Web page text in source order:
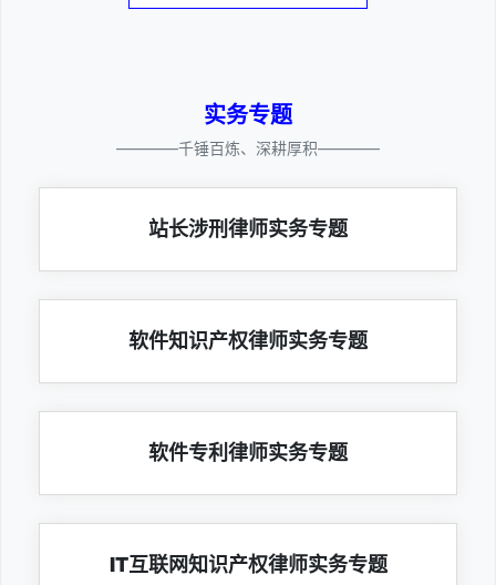
实务专题
————千锤百炼、深耕厚积————
站长涉刑律师实务专题
软件知识产权律师实务专题
软件专利律师实务专题
IT互联网知识产权律师实务专题